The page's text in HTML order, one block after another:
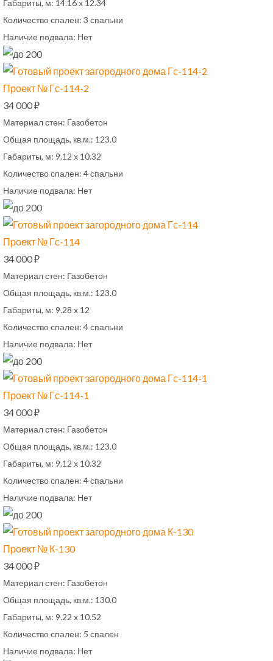
Габариты, м: 14.16 х 12.34
Количество спален: 3 спальни
Наличие подвала: Нет
Проект № Гс-114-2
34 000 ₽
Материал стен: Газобетон
Общая площадь, кв.м.: 123.0
Габариты, м: 9.12 х 10.32
Количество спален: 4 спальни
Наличие подвала: Нет
Проект № Гс-114
34 000 ₽
Материал стен: Газобетон
Общая площадь, кв.м.: 123.0
Габариты, м: 9.28 х 12
Количество спален: 4 спальни
Наличие подвала: Нет
Проект № Гс-114-1
34 000 ₽
Материал стен: Газобетон
Общая площадь, кв.м.: 123.0
Габариты, м: 9.12 х 10.32
Количество спален: 4 спальни
Наличие подвала: Нет
Проект № К-130
34 000 ₽
Материал стен: Газобетон
Общая площадь, кв.м.: 130.0
Габариты, м: 9.22 х 10.52
Количество спален: 5 спален
Наличие подвала: Нет